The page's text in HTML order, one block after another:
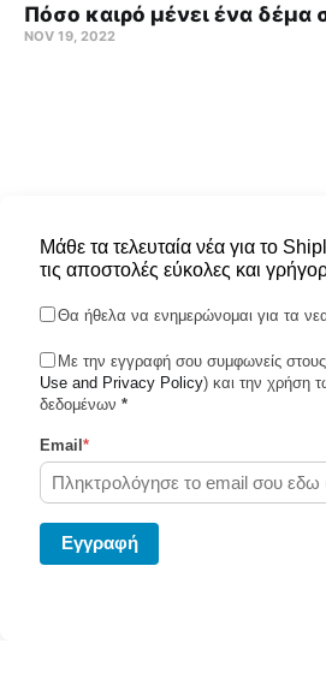
Πόσο καιρό μένει ένα δέμα
NOV 19, 2022
Shiplemon ©
Powered by
Μάθε τα τελευταία νέα για το
τις αποστολές εύκολες και
Θα ήθελα να ενημερώνομαι για τα
Με την εγγραφή σου συμφωνείς
Use and Privacy Policy) και την χρήση
δεδομένων *
Email *
Eγγραφή